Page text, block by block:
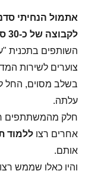
אתמול הנחיתי
לקבוצה של כ-30 סטודנטים
השותפים בתכנית
צוערים לשירות
בשלב מסוים, החל
עלתה.
חלק מהמשתתפים
אחרים רצוללמוד
אותם.
והיו כאלו שממש